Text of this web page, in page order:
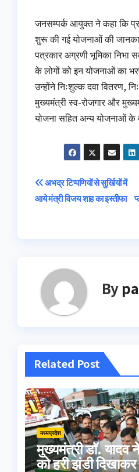
जनसम्पर्क आयुक्त ने कहा कि
शुरू की गई योजनाओं की
पत्रकार अग्रणी भूमिका
के लोगों को इन योजनाओं का
उन्होंने निःशुल्क दवा वितरण,
मुख्यमंत्री स्व-रोजगार और
योजना सहित अन्य योजनाओं के
Post
navigation
अभद्र टिप्पणियों से सुर्खियों में
आये मंत्री विजय शाह का इस्तीफा
By
Related Post
मध्यप्रदेश
मुख्यमंत्री डॉ.
को हरी झंडी दिखाकर